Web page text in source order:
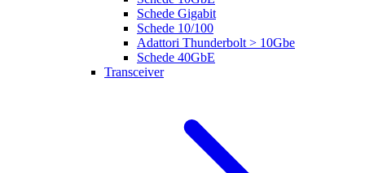
Schede Gigabit
Schede 10/100
Adattori Thunderbolt > 10Gbe
Schede 40GbE
Transceiver